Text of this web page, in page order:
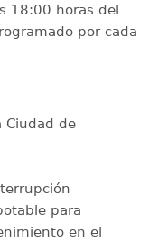
18:00 horas del
por cada
Ciudad de
para
en el